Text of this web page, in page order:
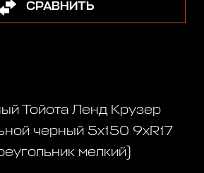
СРАВНИТЬ
Тойота Ленд Крузер
черный 5x150 9xR17
мелкий)